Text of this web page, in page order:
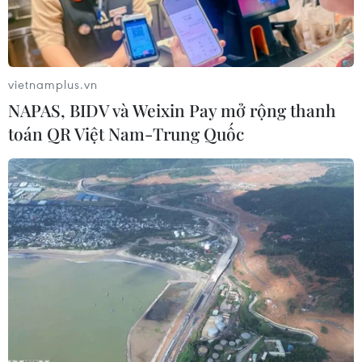
Binh sỹ Thổ Nhĩ Kỳ. (Nguồn: AFP)
Hãng thông tấn Áo APA đưa tin Hạ viện Áo ngày
24/11 đã nhất trí ủng hộ đề xuất hối thúc chính
phủ nước này hạn chế bán vũ khí cho Thổ Nhĩ
vietnamplus.vn
NAPAS, BIDV và Weixin Pay mở rộng thanh
toán QR Việt Nam-Trung Quốc